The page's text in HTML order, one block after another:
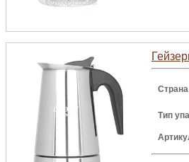
Тип